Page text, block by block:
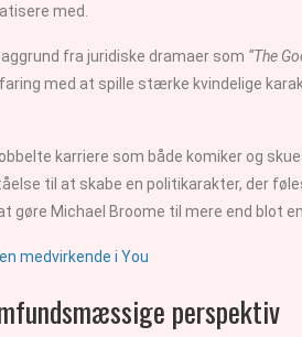
med.
fra juridiske dramaer som “The
med at spille stærke kvindelige
karriere som både komiker og
til at skabe en politikarakter, der
gøre Michael Broome til mere end blot
medvirkende i You
perspektiv